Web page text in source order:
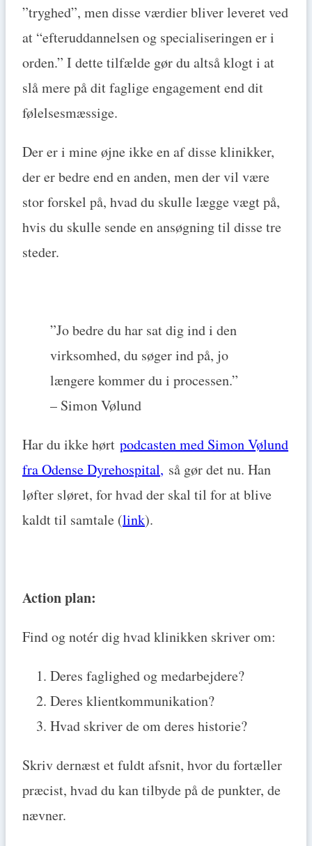
”tryghed”, men disse værdier bliver leveret ved
at “efteruddannelsen og specialiseringen er i
orden.” I dette tilfælde gør du altså klogt i at
slå mere på dit faglige engagement end dit
følelsesmæssige.
Der er i mine øjne ikke en af disse klinikker,
der er bedre end en anden, men der vil være
stor forskel på, hvad du skulle lægge vægt på,
hvis du skulle sende en ansøgning til disse tre
steder.
”Jo bedre du har sat dig ind i den
virksomhed, du søger ind på, jo
længere kommer du i processen.”
– Simon Vølund
Har du ikke hørt podcasten med Simon Vølund
fra Odense Dyrehospital, så gør det nu. Han
løfter sløret, for hvad der skal til for at blive
kaldt til samtale (link).
Action plan:
Find og notér dig hvad klinikken skriver om:
Deres faglighed og medarbejdere?
Deres klientkommunikation?
Hvad skriver de om deres historie?
Skriv dernæst et fuldt afsnit, hvor du fortæller
præcist, hvad du kan tilbyde på de punkter, de
nævner.